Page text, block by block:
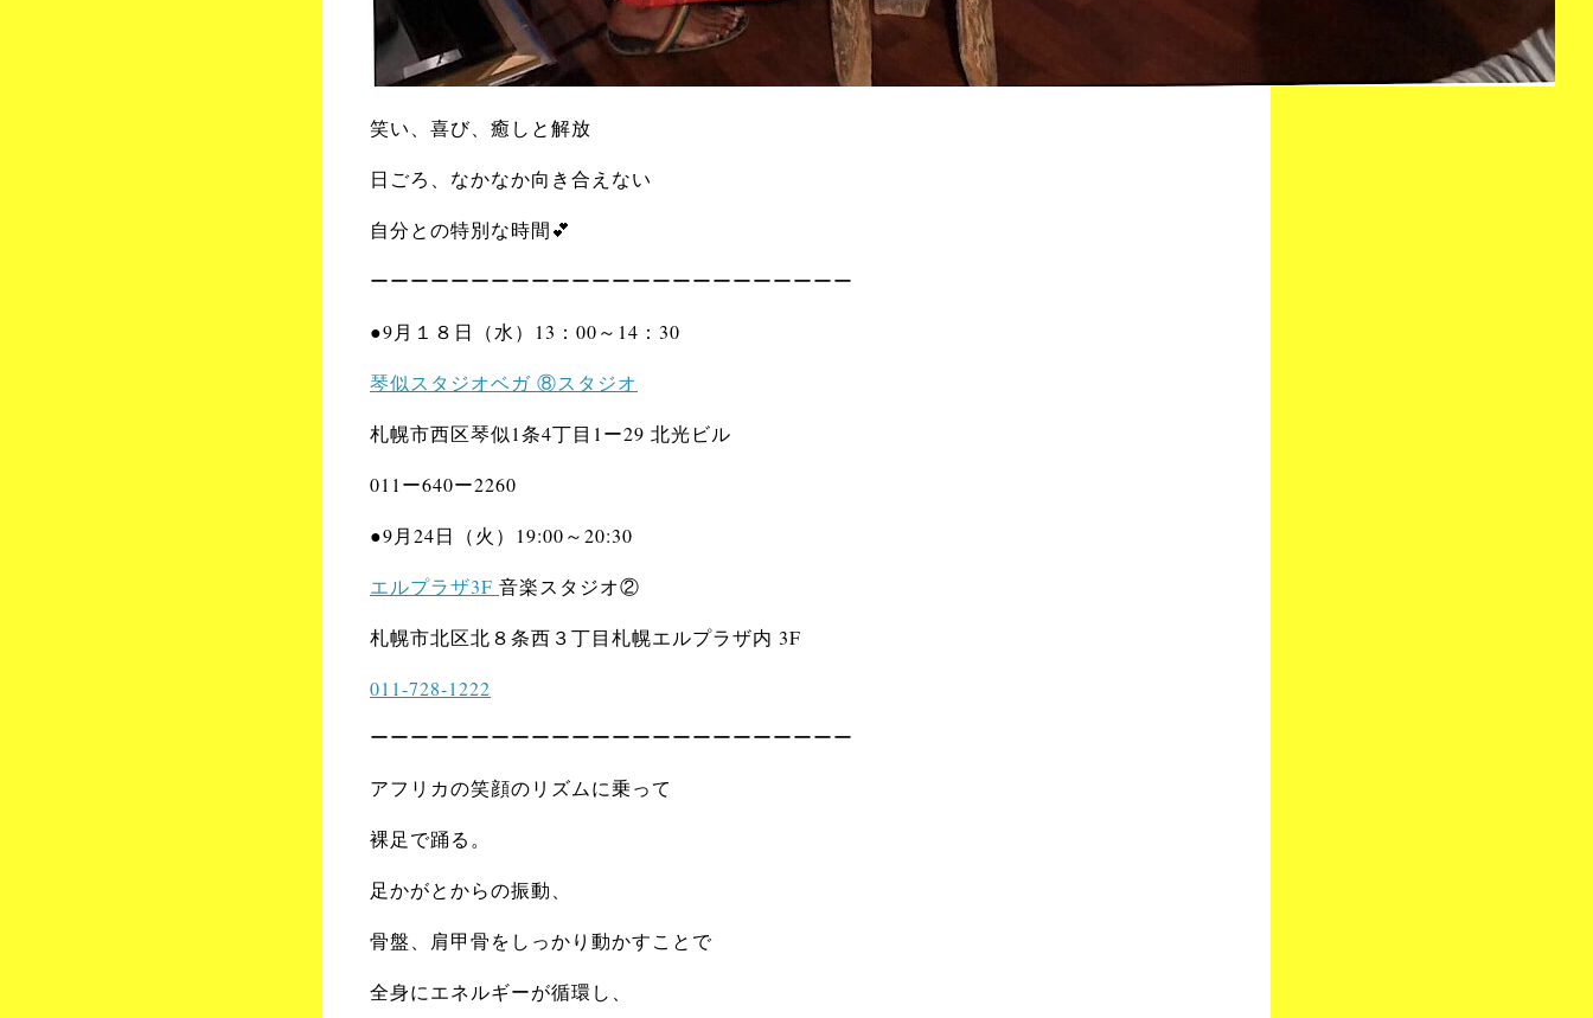
笑い、喜び、癒しと解放
日ごろ、なかなか向き合えない
自分との特別な時間💕
ーーーーーーーーーーーーーーーーーーーーーーーー
●9月１８日（水）13：00～14：30
琴似スタジオベガ ⑧スタジオ
札幌市西区琴似1条4丁目1ー29 北光ビル
011ー640ー2260
●9月24日（火）19:00～20:30
エルプラザ3F 音楽スタジオ②
札幌市北区北８条西３丁目札幌エルプラザ内 3F
011-728-1222
ーーーーーーーーーーーーーーーーーーーーーーーー
アフリカの笑顔のリズムに乗って
裸足で踊る。
足かがとからの振動、
骨盤、肩甲骨をしっかり動かすことで
全身にエネルギーが循環し、